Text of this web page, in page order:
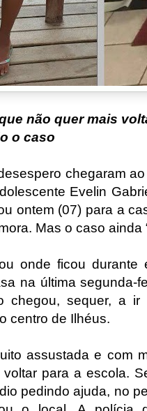
não quer mais
o caso
chegaram
Evelin
ontem (07) para a
Mas o caso ainda
onde ficou
na última segunda-
chegou, sequer, a
centro de Ilhéus.
assustada e com
para a escola.
pedindo ajuda, no